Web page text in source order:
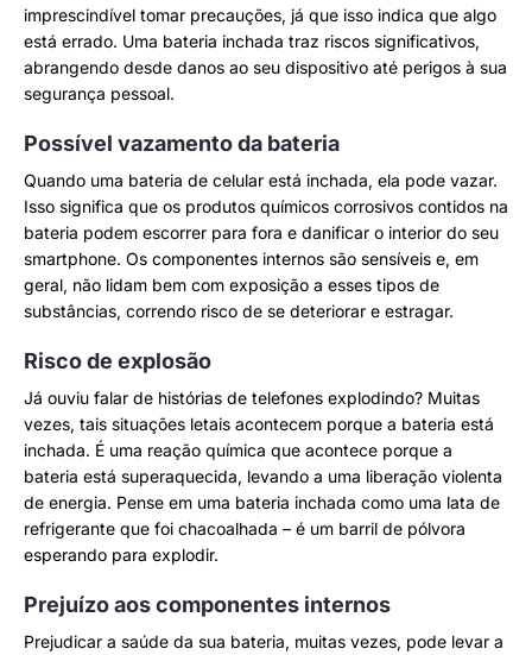
imprescindível tomar precauções, já que isso indica que algo
está errado. Uma bateria inchada traz riscos significativos,
abrangendo desde danos ao seu dispositivo até perigos à sua
segurança pessoal.
Possível vazamento da bateria
Quando uma bateria de celular está inchada, ela pode vazar.
Isso significa que os produtos químicos corrosivos contidos na
bateria podem escorrer para fora e danificar o interior do seu
smartphone. Os componentes internos são sensíveis e, em
geral, não lidam bem com exposição a esses tipos de
substâncias, correndo risco de se deteriorar e estragar.
Risco de explosão
Já ouviu falar de histórias de telefones explodindo? Muitas
vezes, tais situações letais acontecem porque a bateria está
inchada. É uma reação química que acontece porque a
bateria está superaquecida, levando a uma liberação violenta
de energia. Pense em uma bateria inchada como uma lata de
refrigerante que foi chacoalhada – é um barril de pólvora
esperando para explodir.
Prejuízo aos componentes internos
Prejudicar a saúde da sua bateria, muitas vezes, pode levar a